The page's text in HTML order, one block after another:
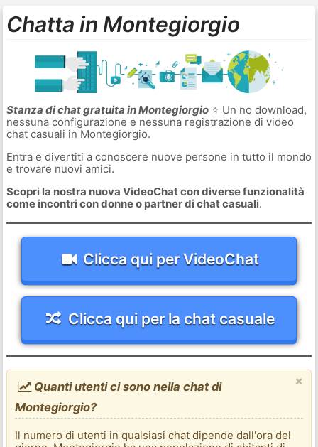
Chatta in Montegiorgio
Stanza di chat gratuita in Montegiorgio⭐ Un no download,
nessuna configurazione e nessuna registrazione di video
chat casuali in Montegiorgio.
Entra e divertiti a conoscere nuove persone in tutto il mondo
e trovare nuovi amici.
Scopri la nostra nuova VideoChat con diverse funzionalità
come incontri con donne o partner di chat casuali.
Clicca qui per VideoChat
Clicca qui per la chat casuale
×
Quanti utenti ci sono nella chat di
Montegiorgio?
Il numero di utenti in qualsiasi chat dipende dall'ora del